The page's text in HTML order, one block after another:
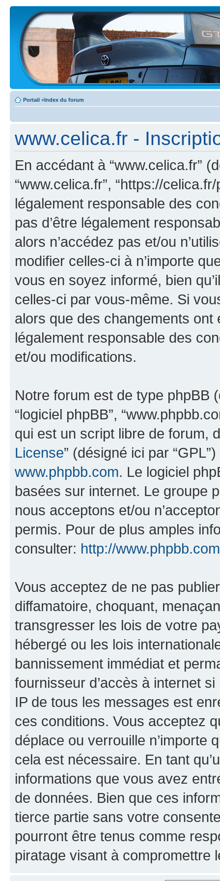
Portail »Index du forum
www.celica.fr -
En accédant à “www.celica.fr”
“www.celica.fr”, “https://
légalement responsable des
pas d’être légalement
alors n’accédez pas et/ou
modifier celles-ci à n’importe
vous en soyez informé, bien
celles-ci par vous-même. Si
alors que des changements ont
légalement responsable des
et/ou modifications.
Notre forum est de type phpBB
“logiciel phpBB”,
qui est un script libre de forum,
License” (désigné ici par
www.phpbb.com. Le logiciel
basées sur internet. Le groupe
nous acceptons et/ou
permis. Pour de plus amples
consulter: http://
Vous acceptez de ne pas
diffamatoire, choquant,
transgresser les lois de votre
hébergé ou les lois
bannissement immédiat et
fournisseur d’accès à internet
IP de tous les messages est
ces conditions. Vous acceptez
déplace ou verrouille n’importe
cela est nécessaire. En tant
informations que vous avez
de données. Bien que ces
tierce partie sans votre
pourront être tenus comme
piratage visant à compromettre